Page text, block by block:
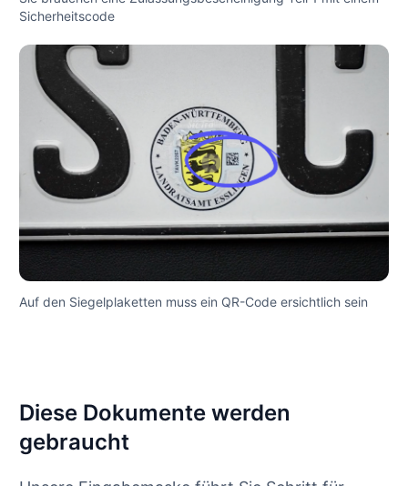
Sicherheitscode
Auf den Siegelplaketten muss ein QR-Code ersichtlich sein
Diese Dokumente werden
gebraucht